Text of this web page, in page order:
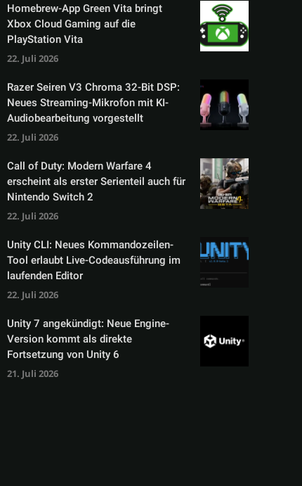
Homebrew-App Green Vita bringt
Xbox Cloud Gaming auf die
PlayStation Vita
22. Juli 2026
Razer Seiren V3 Chroma 32-Bit DSP:
Neues Streaming-Mikrofon mit KI-
Audiobearbeitung vorgestellt
22. Juli 2026
Call of Duty: Modern Warfare 4
erscheint als erster Serienteil auch für
Nintendo Switch 2
22. Juli 2026
Unity CLI: Neues Kommandozeilen-
Tool erlaubt Live-Codeausführung im
laufenden Editor
22. Juli 2026
Unity 7 angekündigt: Neue Engine-
Version kommt als direkte
Fortsetzung von Unity 6
21. Juli 2026